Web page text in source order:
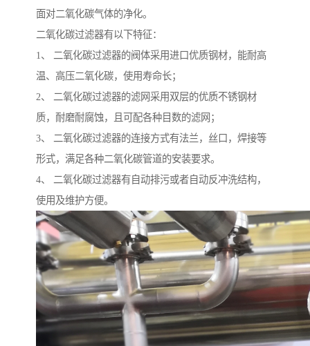
面对二氧化碳气体的净化。
二氧化碳过滤器有以下特征：
1、 二氧化碳过滤器的阀体采用进口优质钢材，能耐高
温、高压二氧化碳，使用寿命长；
2、 二氧化碳过滤器的滤网采用双层的优质不锈钢材
质，耐磨耐腐蚀，且可配各种目数的滤网；
3、 二氧化碳过滤器的连接方式有法兰，丝口，焊接等
形式，满足各种二氧化碳管道的安装要求。
4、 二氧化碳过滤器有自动排污或者自动反冲洗结构，
使用及维护方便。